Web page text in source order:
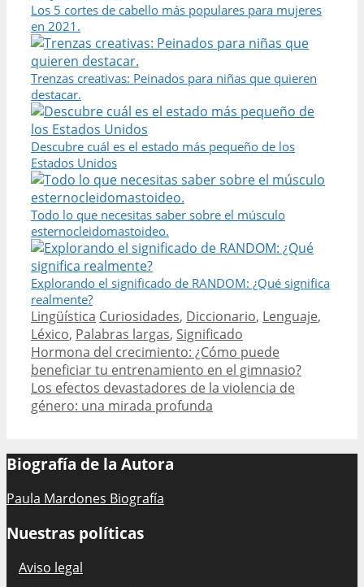
Los 5 cortes de cabello más populares para mujeres
en 2021.
Trenzas creativas: Peinados para niñas que quieren
destacar.
Descubre cuál es el estado más pequeño de los
Estados Unidos
Todo lo que necesitas saber sobre el músculo
esternocleidomastoideo.
Explorando el significado de RANDOM: ¿Qué significa
realmente?
Categories
Lingüística Tags
Curiosidades, Diccionario, Lenguaje,
Léxico, Palabras largas, Significado
Post
navigation
Hormona del crecimiento: ¿Cómo puede
beneficiar tu entrenamiento en el gimnasio?
Los efectos devastadores de la violencia de
género: una mirada profunda
Biografía de la Autora
Paula Mardones Biografía
Nuestras políticas
Aviso legal